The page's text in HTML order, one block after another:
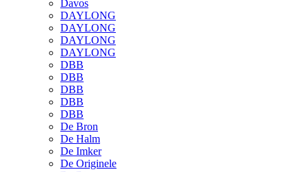
Davos
DAYLONG
DAYLONG
DAYLONG
DAYLONG
DBB
DBB
DBB
DBB
DBB
De Bron
De Halm
De Imker
De Originele